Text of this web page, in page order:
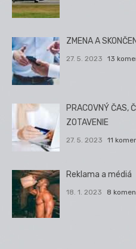
ZMENA A
27. 5. 2023 13
PRACOVNÝ ČAS,
ZOTAVENIE
27. 5. 2023 11
Reklama a médiá
18. 1. 2023 8